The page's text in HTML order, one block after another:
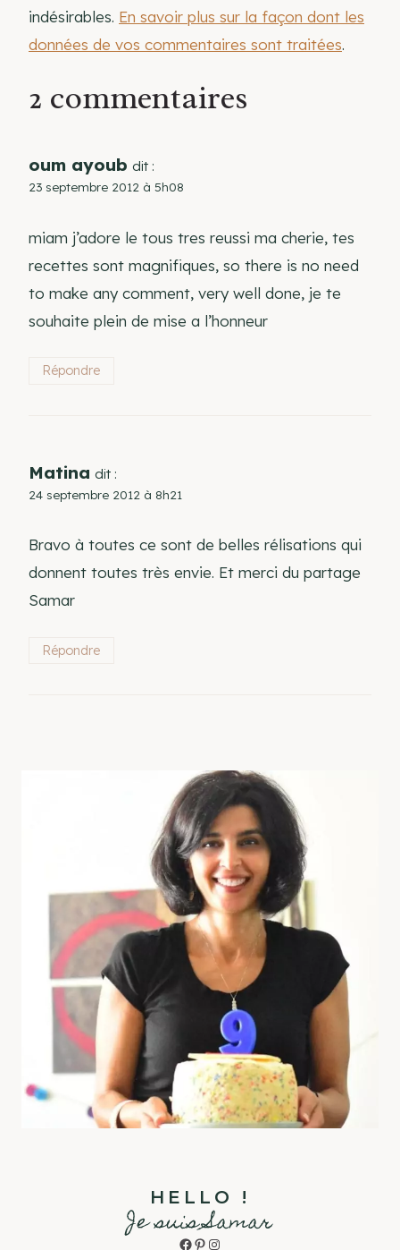
indésirables. En savoir plus sur la façon dont les
données de vos commentaires sont traitées.
2 commentaires
oum ayoub dit :
23 septembre 2012 à 5h08
miam j’adore le tous tres reussi ma cherie, tes
recettes sont magnifiques, so there is no need
to make any comment, very well done, je te
souhaite plein de mise a l’honneur
Répondre
Matina dit :
24 septembre 2012 à 8h21
Bravo à toutes ce sont de belles rélisations qui
donnent toutes très envie. Et merci du partage
Samar
Répondre
HELLO !
Je suis Samar
Facebook
Pinterest
Instagram